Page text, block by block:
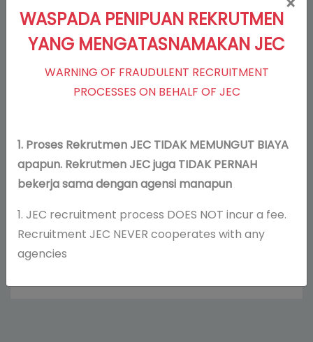
Maintenance /IT
95 Orang telah melamar
WASPADA PENIPUAN REKRUTMEN
YANG MENGATASNAMAKAN JEC
WARNING OF FRAUDULENT RECRUITMENT
PROCESSES ON BEHALF OF JEC
1. Proses Rekrutmen JEC TIDAK MEMUNGUT BIAYA
apapun. Rekrutmen JEC juga TIDAK PERNAH
bekerja sama dengan agensi manapun
1. JEC recruitment process DOES NOT incur a fee.
Recruitment JEC NEVER cooperates with any
agencies